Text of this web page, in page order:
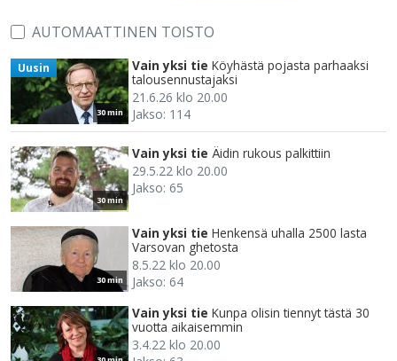
AUTOMAATTINEN TOISTO
30 min
Uusin Vain yksi tie Köyhästä pojasta parhaaksi
talousennustajaksi
21.6.26 klo 20.00
Jakso: 114
30 min
Vain yksi tie Äidin rukous palkittiin
29.5.22 klo 20.00
Jakso: 65
30 min
Vain yksi tie Henkensä uhalla 2500 lasta
Varsovan ghetosta
8.5.22 klo 20.00
Jakso: 64
Vain yksi tie Kunpa olisin tiennyt tästä 30
vuotta aikaisemmin
3.4.22 klo 20.00